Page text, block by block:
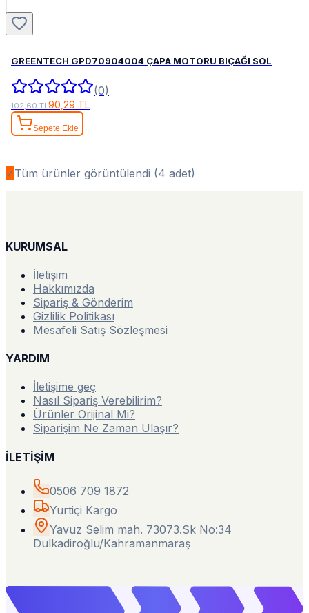
GREENTECH GPD70904004 ÇAPA MOTORU BIÇAĞI SOL
(0)
102,60 TL90,29 TL
Sepete Ekle
✓Tüm ürünler görüntülendi (4 adet)
KURUMSAL
İletişim
Hakkımızda
Sipariş & Gönderim
Gizlilik Politikası
Mesafeli Satış Sözleşmesi
YARDIM
İletişime geç
Nasıl Sipariş Verebilirim?
Ürünler Orijinal Mi?
Siparişim Ne Zaman Ulaşır?
İLETİŞİM
0506 709 1872
Yurtiçi Kargo
Yavuz Selim mah. 73073.Sk No:34
Dulkadiroğlu/Kahramanmaraş